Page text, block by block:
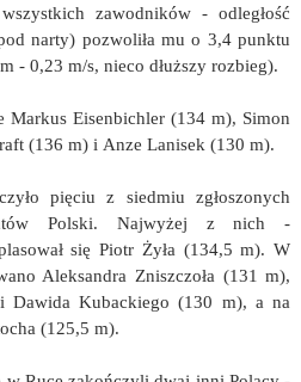
zawodników - odległość
narty) pozwoliła mu o 3,4 punktu
- 0,23 m/s, nieco dłuższy rozbieg).
Markus Eisenbichler (134 m), Simon
(136 m) i Anze Lanisek (130 m).
pięciu z siedmiu zgłoszonych
Polski. Najwyżej z nich -
się Piotr Żyła (134,5 m). W
Aleksandra Zniszczoła (131 m),
Dawida Kubackiego (130 m), a na
(125,5 m).